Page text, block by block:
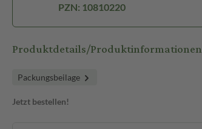
PZN: 10810220
Produktdetails/
Packungsbeilage
Jetzt bestellen!